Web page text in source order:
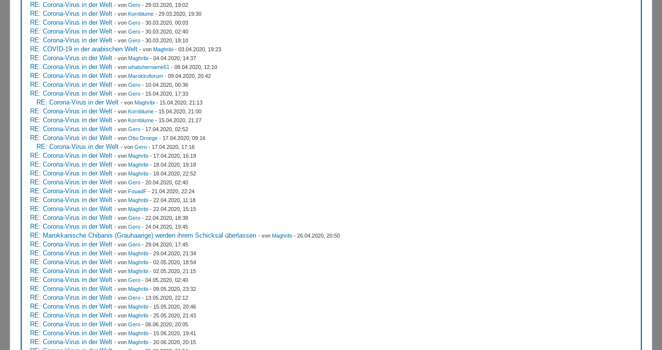
RE: Corona-Virus in der Welt - von Gero- 29.03.2020, 19:02
RE: Corona-Virus in der Welt - von Kornblume- 29.03.2020, 19:30
RE: Corona-Virus in der Welt - von Gero- 30.03.2020, 00:03
RE: Corona-Virus in der Welt - von Gero- 30.03.2020, 02:40
RE: Corona-Virus in der Welt - von Gero- 30.03.2020, 18:10
RE: COVID-19 in der arabischen Welt - von Maghribi- 03.04.2020, 19:23
RE: Corona-Virus in der Welt - von Maghribi- 04.04.2020, 14:37
RE: Corona-Virus in der Welt - von whatshername61 - 08.04.2020, 12:10
RE: Corona-Virus in der Welt - von Marokkoforum- 09.04.2020, 20:42
RE: Corona-Virus in der Welt - von Gero- 10.04.2020, 00:36
RE: Corona-Virus in der Welt - von Gero- 15.04.2020, 17:33
RE: Corona-Virus in der Welt - von Maghribi- 15.04.2020, 21:13
RE: Corona-Virus in der Welt - von Kornblume- 15.04.2020, 21:00
RE: Corona-Virus in der Welt - von Kornblume- 15.04.2020, 21:27
RE: Corona-Virus in der Welt - von Gero- 17.04.2020, 02:52
RE: Corona-Virus in der Welt - von Otto Droege- 17.04.2020, 09:16
RE: Corona-Virus in der Welt - von Gero- 17.04.2020, 17:16
RE: Corona-Virus in der Welt - von Maghribi- 17.04.2020, 16:19
RE: Corona-Virus in der Welt - von Maghribi- 18.04.2020, 19:18
RE: Corona-Virus in der Welt - von Maghribi- 18.04.2020, 22:52
RE: Corona-Virus in der Welt - von Gero- 20.04.2020, 02:40
RE: Corona-Virus in der Welt - von FouadF- 21.04.2020, 22:24
RE: Corona-Virus in der Welt - von Maghribi- 22.04.2020, 11:18
RE: Corona-Virus in der Welt - von Maghribi- 22.04.2020, 15:15
RE: Corona-Virus in der Welt - von Gero- 22.04.2020, 18:38
RE: Corona-Virus in der Welt - von Gero- 24.04.2020, 19:45
RE: Marokkanische Chibanis (Grauhaarige) werden ihrem Schicksal überlassen - von Maghribi- 26.04.2020, 20:50
RE: Corona-Virus in der Welt - von Gero- 29.04.2020, 17:45
RE: Corona-Virus in der Welt - von Maghribi- 29.04.2020, 21:34
RE: Corona-Virus in der Welt - von Maghribi- 02.05.2020, 18:54
RE: Corona-Virus in der Welt - von Maghribi- 02.05.2020, 21:15
RE: Corona-Virus in der Welt - von Gero- 04.05.2020, 02:40
RE: Corona-Virus in der Welt - von Maghribi- 09.05.2020, 23:32
RE: Corona-Virus in der Welt - von Gero- 13.05.2020, 22:12
RE: Corona-Virus in der Welt - von Maghribi- 15.05.2020, 20:46
RE: Corona-Virus in der Welt - von Maghribi- 25.05.2020, 21:43
RE: Corona-Virus in der Welt - von Gero- 06.06.2020, 20:05
RE: Corona-Virus in der Welt - von Maghribi- 15.06.2020, 19:41
RE: Corona-Virus in der Welt - von Maghribi- 20.06.2020, 20:15